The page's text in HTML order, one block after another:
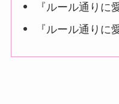
『ルール通りに
『ルール通りに